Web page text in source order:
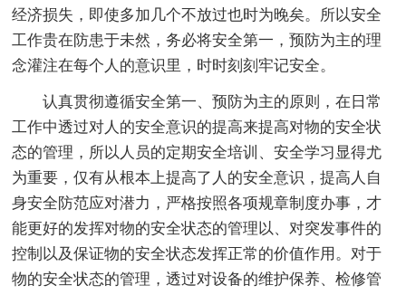
经济损失，即使多加几个不放过也时为晚矣。所以安全
工作贵在防患于未然，务必将安全第一，预防为主的理
念灌注在每个人的意识里，时时刻刻牢记安全。
认真贯彻遵循安全第一、预防为主的原则，在日常
工作中透过对人的安全意识的提高来提高对物的安全状
态的管理，所以人员的定期安全培训、安全学习显得尤
为重要，仅有从根本上提高了人的安全意识，提高人自
身安全防范应对潜力，严格按照各项规章制度办事，才
能更好的发挥对物的安全状态的管理以、对突发事件的
控制以及保证物的安全状态发挥正常的价值作用。对于
物的安全状态的管理，透过对设备的维护保养、检修管